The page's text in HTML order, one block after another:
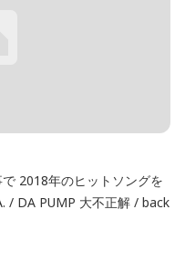
2018年のヒットソングを
/ DA PUMP 大不正解 / back